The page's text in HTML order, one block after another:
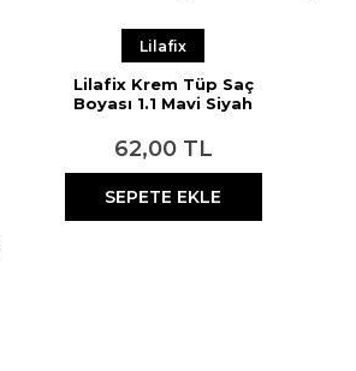
Lilafix
Lilafix Krem Tüp Saç
Boyası 1.1 Mavi Siyah
62,00 TL
SEPETE EKLE